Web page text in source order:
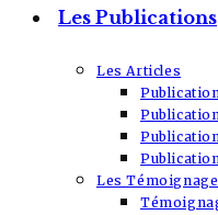
Les Publications
Les Articles
Les